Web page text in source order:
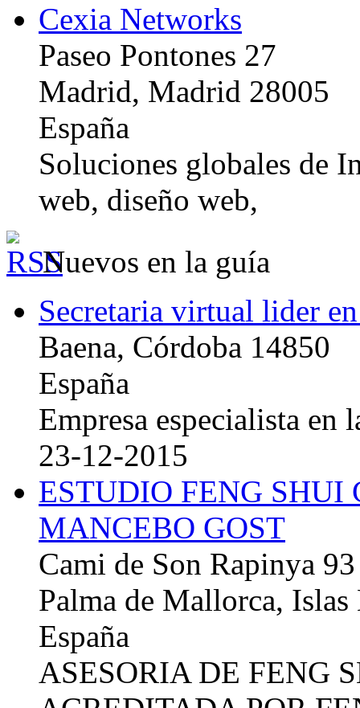
Cexia Networks
Paseo Pontones 27
Madrid, Madrid 28005
España
Soluciones globales de
web, diseño web,
Nuevos en la guía
Secretaria virtual lider
Baena, Córdoba 14850
España
Empresa especialista en
23-12-2015
ESTUDIO FENG
MANCEBO GOST
Cami de Son Rapinya 93
Palma de Mallorca, Islas
España
ASESORIA DE FENG